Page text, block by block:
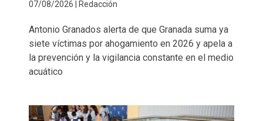
07/08/2026 | Redacción
Antonio Granados alerta de que Granada suma ya
siete víctimas por ahogamiento en 2026 y apela a
la prevención y la vigilancia constante en el medio
acuático